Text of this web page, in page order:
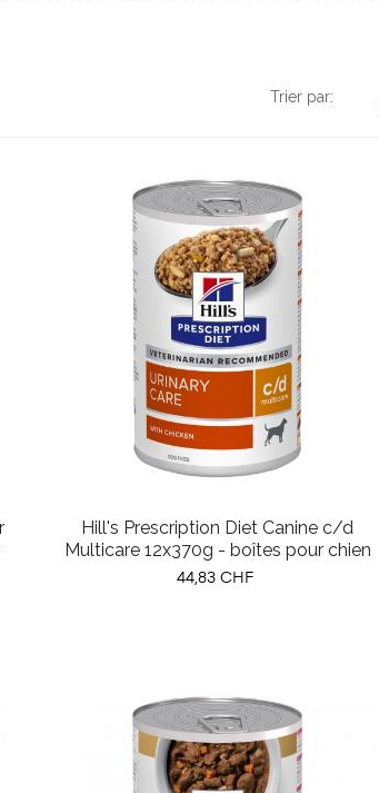
Trier par:
Hill's Prescription Diet Canine c/d
Multicare 12x370g - boîtes pour chien
Prix
44,83 CHF